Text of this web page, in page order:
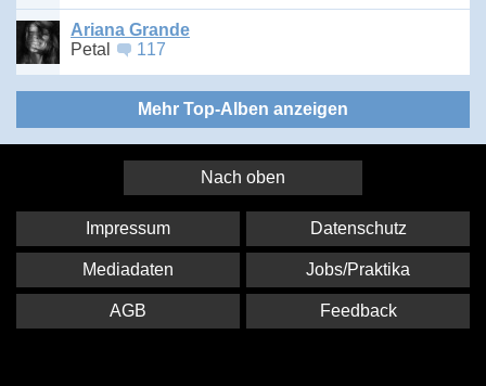
Ariana Grande
Petal
117
Mehr Top-Alben anzeigen
Nach oben
Impressum Datenschutz
Mediadaten Jobs/Praktika
AGB Feedback